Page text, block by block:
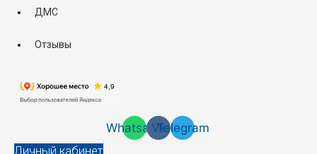
ДМС
Отзывы
Whatsapp
Vk
Telegram
Личный кабинет